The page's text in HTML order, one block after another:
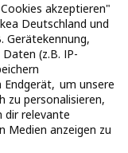
Impressum
akzeptieren"
Deutschland und
Gerätekennung,
(z.B. IP-
Endgerät, um unsere
zu personalisieren,
dir relevante
Medien anzeigen zu